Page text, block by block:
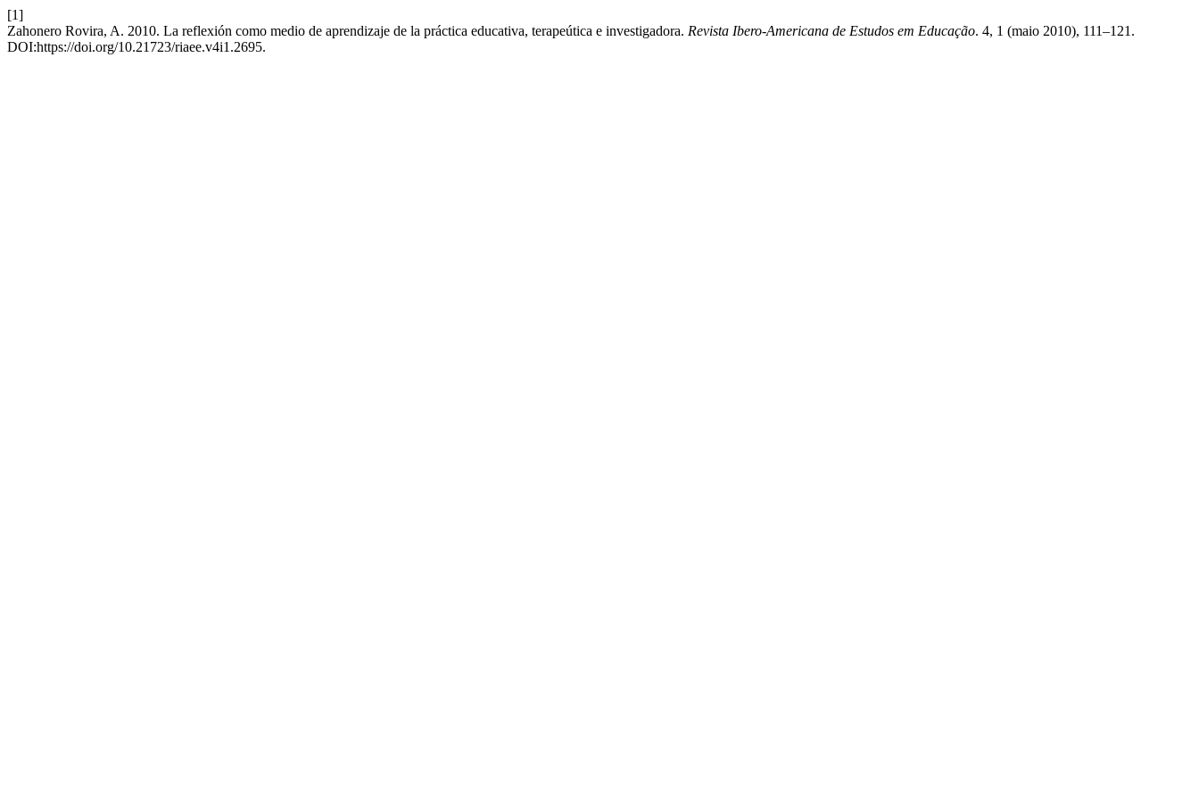
[1]
Zahonero Rovira, A. 2010. La reflexión como medio de aprendizaje de la práctica educativa, terapeútica e investigadora. Revista Ibero-Americana de Estudos em Educação. 4, 1 (maio 2010), 111–121.
DOI:https://doi.org/10.21723/riaee.v4i1.2695.